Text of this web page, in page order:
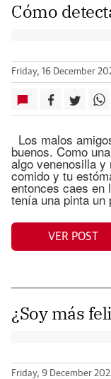
Cómo
Friday, 16 December
Los malos
buenos. Como
algo venenosilla
comido y tu
entonces caes en
tenía una pinta
VER POST
¿Soy más
Friday, 9 December